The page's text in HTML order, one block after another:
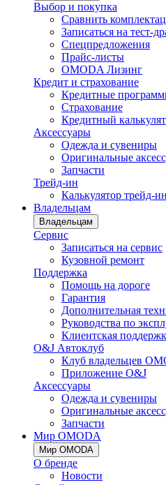
Выбор и покупка
Сравнить
Записаться на тест-
Cпецпредложения
Прайс-листы
OMODA Лизинг
Кредит и страхование
Кредитные
Страхование
Кредитный
Аксессуары
Одежда и сувениры
Оригинальные
Запчасти
Трейд-ин
Калькулятор трейд-ин
Владельцам
Владельцам
Сервис
Записаться на сервис
Кузовной ремонт
Поддержка
Помощь на дороге
Гарантия
Дополнительная
Руководства по
Клиентская
O&J Автоклуб
Клуб владельцев
Приложение O&J
Аксессуары
Одежда и сувениры
Оригинальные
Запчасти
Мир OMODA
Мир OMODA
О бренде
Новости